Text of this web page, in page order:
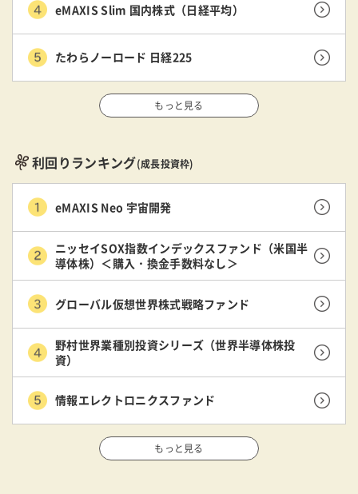
eMAXIS Slim 国内株式（日経平均）
たわらノーロード 日経225
もっと見る
利回りランキング(成長投資枠)
eMAXIS Neo 宇宙開発
ニッセイSOX指数インデックスファンド（米国半
導体株）＜購入・換金手数料なし＞
グローバル仮想世界株式戦略ファンド
野村世界業種別投資シリーズ（世界半導体株投
資）
情報エレクトロニクスファンド
もっと見る